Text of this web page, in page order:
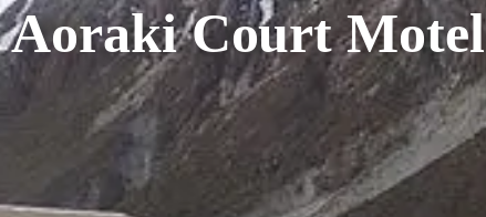
Aoraki Court Motel